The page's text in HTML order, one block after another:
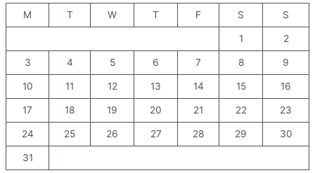
M
T W T F S S
1 2
3 4 5 6 7 8 9
10 11 12 13 14 15 16
17 18 19 20 21 22 23
24 25 26 27 28 29 30
31